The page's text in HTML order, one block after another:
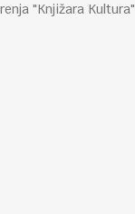
"Knjižara Kultura"